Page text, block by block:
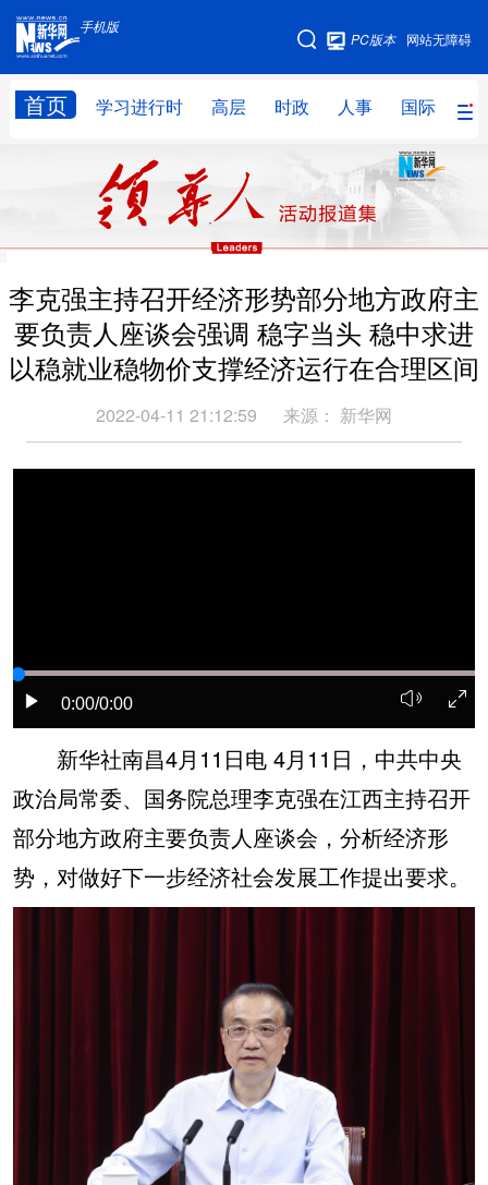
手机版
网站无障碍
PC版本
首页 学习进行时 高层 时政 人事 国际 财
手机版
网站地图
高层 人事
财经 网评
台湾 思客智库 全球连线 教育
科技 科创 量子 体育
文化 书画 健康 军事
法律 中央文件 金融 汽车
公益 一带一路 亚太网 上市公司
文化产业
地方频道
北京 天津 河北 山西
辽宁 吉林 上海 江苏
海南
贵州 云南
甘肃 青海
内蒙古 黑龙江
李克强主持召开经济形势部分地方政府主
要负责人座谈会强调 稳字当头 稳中求进
以稳就业稳物价支撑经济运行在合理区间
2022-04-11 21:12:59 来源： 新华网
0:00/0:00
新华社南昌4月11日电 4月11日，中共中央
政治局常委、国务院总理李克强在江西主持召开
部分地方政府主要负责人座谈会，分析经济形
势，对做好下一步经济社会发展工作提出要求。